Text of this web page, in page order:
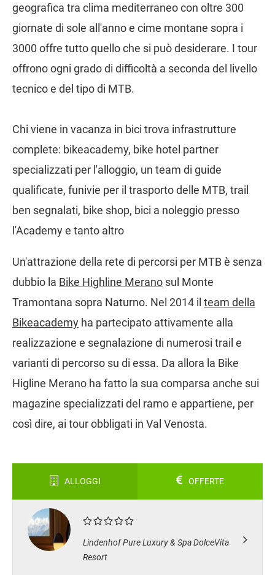
geografica tra clima mediterraneo con oltre 300
giornate di sole all'anno e cime montane sopra i
3000 offre tutto quello che si può desiderare. I tour
offrono ogni grado di difficoltà a seconda del livello
tecnico e del tipo di MTB.
Chi viene in vacanza in bici trova infrastrutture
complete: bikeacademy, bike hotel partner
specializzati per l'alloggio, un team di guide
qualificate, funivie per il trasporto delle MTB, trail
ben segnalati, bike shop, bici a noleggio presso
l'Academy e tanto altro
Un'attrazione della rete di percorsi per MTB è senza
dubbio la Bike Highline Merano sul Monte
Tramontana sopra Naturno. Nel 2014 il team della
Bikeacademy ha partecipato attivamente alla
realizzazione e segnalazione di numerosi trail e
varianti di percorso su di essa. Da allora la Bike
Higline Merano ha fatto la sua comparsa anche sui
magazine specializzati del ramo e appartiene, per
così dire, ai tour obbligati in Val Venosta.
ALLOGGI OFFERTE
Lindenhof Pure Luxury & Spa DolceVita
Resort